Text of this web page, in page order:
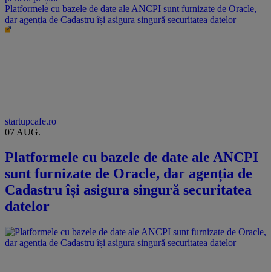
Platformele cu bazele de date ale ANCPI sunt furnizate de Oracle,
dar agenția de Cadastru își asigura singură securitatea datelor
startupcafe.ro
07 AUG.
Platformele cu bazele de date ale ANCPI
sunt furnizate de Oracle, dar agenția de
Cadastru își asigura singură securitatea
datelor